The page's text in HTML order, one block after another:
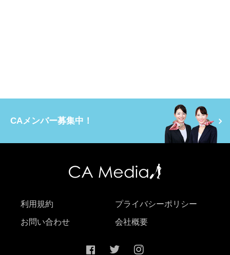
CAメンバー募集中！
利用規約 プライバシーポリシー
お問い合わせ 会社概要